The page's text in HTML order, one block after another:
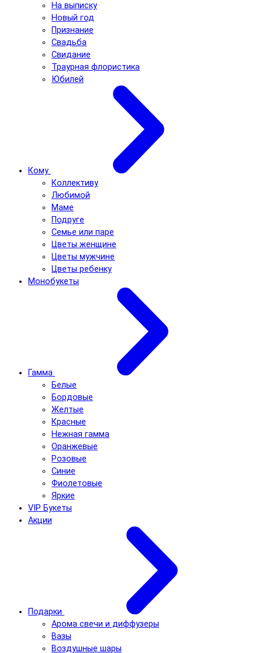
На выписку
Новый год
Признание
Свадьба
Свидание
Траурная флористика
Юбилей
Кому
Коллективу
Любимой
Маме
Подруге
Семье или паре
Цветы женщине
Цветы мужчине
Цветы ребенку
Монобукеты
Гамма
Белые
Бордовые
Желтые
Красные
Нежная гамма
Оранжевые
Розовые
Синие
Фиолетовые
Яркие
VIP Букеты
Акции
Подарки
Арома свечи и диффузеры
Вазы
Воздушные шары